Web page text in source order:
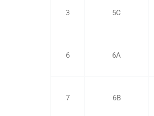
3 5C
6 6A
7 6B